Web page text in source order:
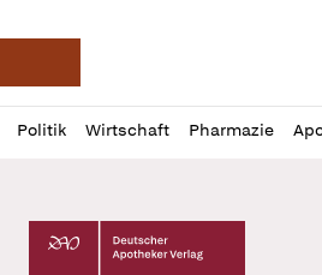
Deutsche Apotheker
Politik Wirtschaft Pharmazie
Profil
öffnen
Daz
Pur
Deutscher Apotheker Verlag Logo